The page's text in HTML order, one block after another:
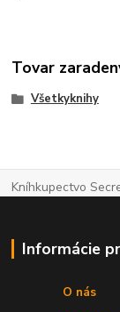
Tovar
Všetkyknihy
Kníhkupectvo
Informácie
O nás